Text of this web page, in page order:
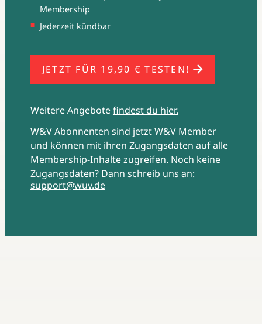
sie als Lovebrand. (Credit: Telekom)
Membership
Jederzeit kündbar
JETZT FÜR 19,90 € TESTEN!
Weitere Angebotefindest du hier.
W&V Abonnenten sind jetzt W&V Member
und können mit ihren Zugangsdaten auf alle
Membership-Inhalte zugreifen. Noch keine
Zugangsdaten? Dann schreib uns an:
support@wuv.de